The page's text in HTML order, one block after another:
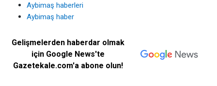
Aybimaş haberleri
Aybimaş haber
Gelişmelerden haberdar olmak
için Google News'te
Gazetekale.com'a abone olun!